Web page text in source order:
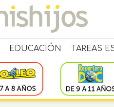
EDUCACIÓN TAREAS